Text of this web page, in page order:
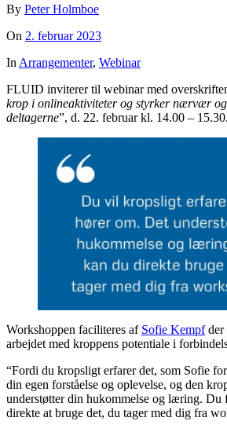
By Peter Holmboe
On 2. februar 2023
In Arrangementer, Webinar
FLUID inviterer til webinar med
krop i onlineaktiviteter og styrker nærvær
deltagerne”, d. 22. februar kl. 14.00 – 15.30.
Workshoppen faciliteres af Sofie Kempfder
arbejdet med kroppens potentiale i
“Fordi du kropsligt erfarer det, som Sofie
din egen forståelse og oplevelse, og den
understøtter din hukommelse og læring. Du
direkte at bruge det, du tager med dig fra